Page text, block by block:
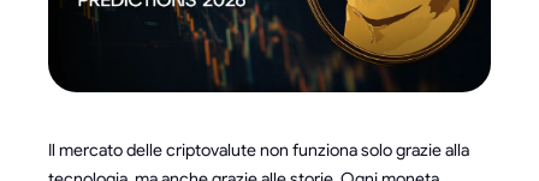
Il mercato delle criptovalute non funziona solo grazie alla